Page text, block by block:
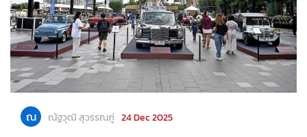
ณ ณัฐวุฒิ สุวรรณภู่ 24 Dec 2025